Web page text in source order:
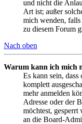
und nicht die
Art ist; außer
mich wenden,
zu diesem Forum
Nach oben
Warum kann ich mich
Es kann sein,
komplett
mehr anmelden
Adresse oder der
möchtest,
an die Board-